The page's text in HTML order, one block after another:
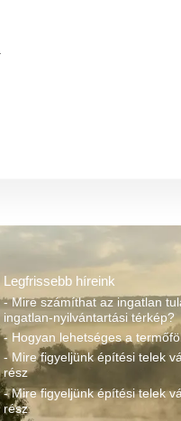
Legfrissebb híreink
- Mire számíthat az ingatlan
ingatlan-nyilvántartási térkép?
- Hogyan lehetséges a
- Mire figyeljünk építési telek
rész
- Mire figyeljünk építési telek
rész